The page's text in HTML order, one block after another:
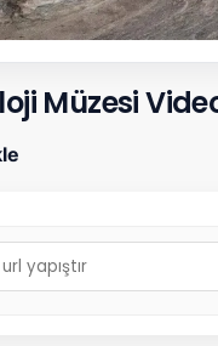
Müzesi